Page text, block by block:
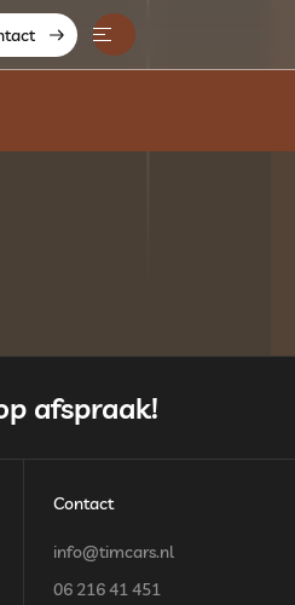
afspraak!
Contact
info@timcars.nl
06 216 41 451